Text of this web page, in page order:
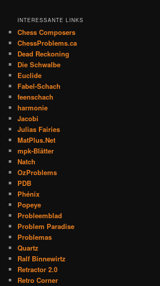
INTERESSANTE LINKS
Chess Composers
ChessProblems.ca
Dead Reckoning
Die Schwalbe
Euclide
Fabel-Schach
feenschach
harmonie
Jacobi
Julias Fairies
MatPlus.Net
mpk-Blätter
Natch
OzProblems
PDB
Phénix
Popeye
Probleemblad
Problem Paradise
Problemas
Quartz
Ralf Binnewirtz
Retractor 2.0
Retro Corner